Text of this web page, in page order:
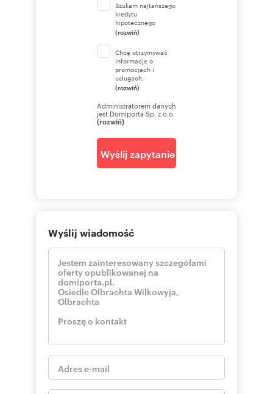
Szukam najtańszego
kredytu
hipotecznego
(rozwiń)
Chcę otrzymywać
informacje o
promocjach i
usługach.
(rozwiń)
Administratorem danych
jest Domiporta Sp. z o.o.
(rozwiń)
Wyślij zapytanie
Wyślij wiadomość